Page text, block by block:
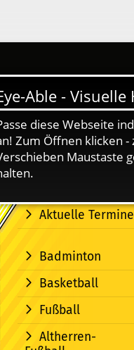
Aktuelle Termine
Badminton
Basketball
Fußball
Altherren-